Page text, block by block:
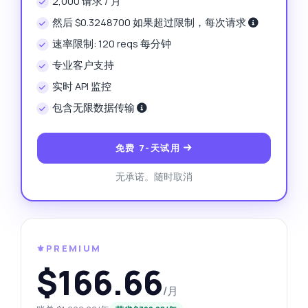
然后 $0.3248700 如果超过限制，每次请求
速率限制: 120 reqs 每分钟
专业客户支持
实时 API 监控
包含无限数据传输
免费 7-天试用
无承诺。随时取消
⚜️PREMIUM
$166.66/月